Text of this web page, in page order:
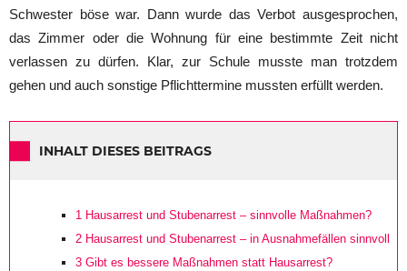
Schwester böse war. Dann wurde das Verbot ausgesprochen,
das Zimmer oder die Wohnung für eine bestimmte Zeit nicht
verlassen zu dürfen. Klar, zur Schule musste man trotzdem
gehen und auch sonstige Pflichttermine mussten erfüllt werden.
INHALT DIESES BEITRAGS
1 Hausarrest und Stubenarrest – sinnvolle Maßnahmen?
2 Hausarrest und Stubenarrest – in Ausnahmefällen sinnvoll
3 Gibt es bessere Maßnahmen statt Hausarrest?